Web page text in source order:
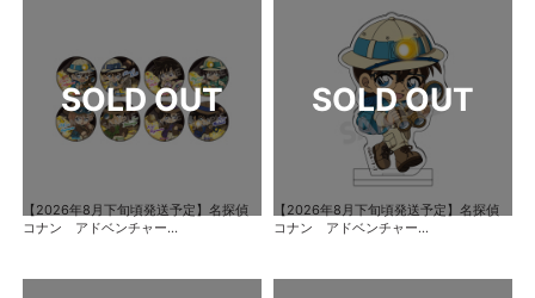
【2026年8月下旬頃発送予定】名探偵
コナン アドベンチャー...
【2026年8月下旬頃発送予定】名探偵
コナン アドベンチャー...